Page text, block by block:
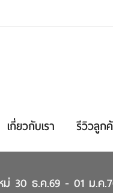
เกี่ยวกับเรา รีวิวลูก
ม่ 30 ธ.ค.69 - 01 ม.ค